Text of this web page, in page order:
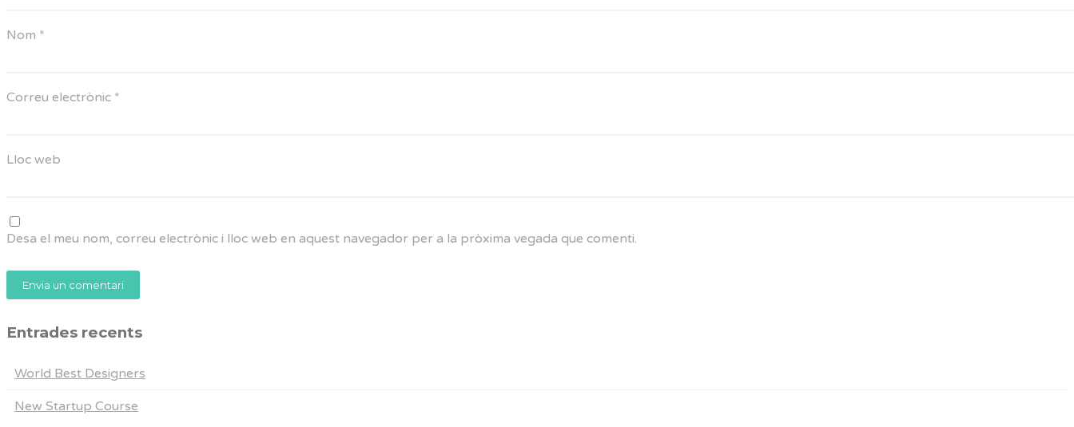
Nom *
Correu electrònic *
Lloc web
Desa el meu nom, correu electrònic i lloc web en aquest navegador per a la pròxima vegada que comenti.
Entrades recents
World Best Designers
New Startup Course